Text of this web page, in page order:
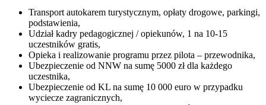
Transport autokarem turystycznym, opłaty drogowe, parkingi,
podstawienia,
Udział kadry pedagogicznej / opiekunów, 1 na 10-15
uczestników gratis,
Opieka i realizowanie programu przez pilota – przewodnika,
Ubezpieczenie od NNW na sumę 5000 zł dla każdego
uczestnika,
Ubezpieczenie od KL na sumę 10 000 euro w przypadku
wyciecze zagranicznych,